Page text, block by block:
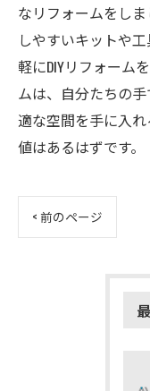
なリフォームをし
しやすいキットや
軽にDIYリフォーム
ムは、自分たちの
適な空間を手に入
値はあるはずです。
< 前のページ